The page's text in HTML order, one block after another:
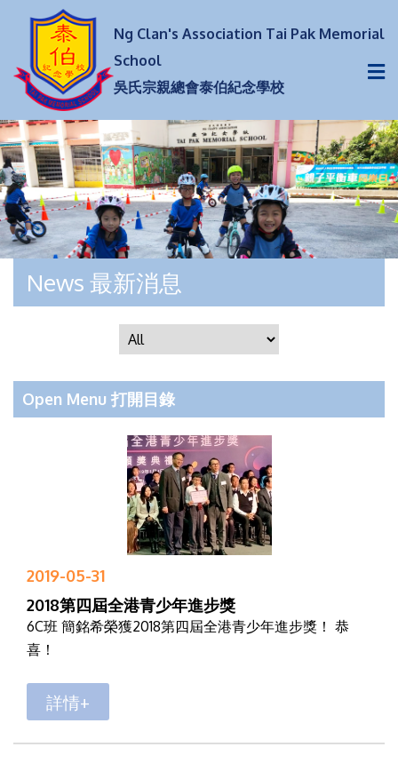
Ng Clan's Association Tai Pak Memorial
School
吳氏宗親總會泰伯紀念學校
News 最新消息
Open Menu 打開目錄
2019-05-31
2018第四屆全港青少年進步獎
6C班 簡銘希榮獲2018第四屆全港青少年進步獎！ 恭
喜！
詳情+